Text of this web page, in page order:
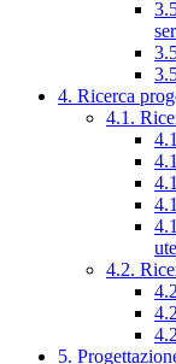
4. Ricerca
4.1.
4.2.
5.